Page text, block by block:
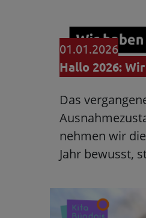
01.01.2026
Hallo 2026:
Das
nehmen wir
Jahr bewusst,